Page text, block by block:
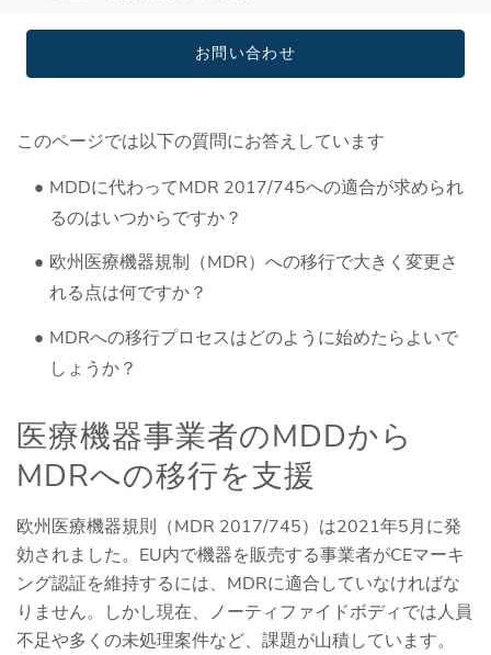
お問い合わせ
このページでは以下の質問にお答えしています
MDDに代わってMDR 2017/745への適合が求められ
るのはいつからですか？
欧州医療機器規制（MDR）への移行で大きく変更さ
れる点は何ですか？
MDRへの移行プロセスはどのように始めたらよいで
しょうか？
医療機器事業者のMDDから
MDRへの移行を支援
欧州医療機器規則（MDR 2017/745）は2021年5月に発
効されました。EU内で機器を販売する事業者がCEマーキ
ング認証を維持するには、MDRに適合していなければな
りません。しかし現在、ノーティファイドボディでは人員
不足や多くの未処理案件など、課題が山積しています。